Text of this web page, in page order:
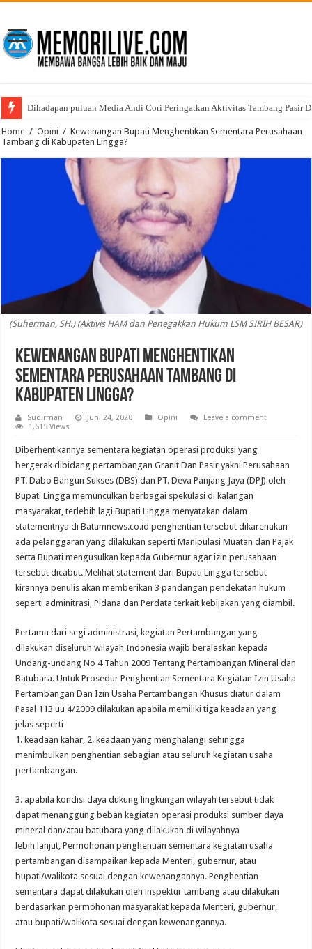
Dihadapan puluan Media Andi Cori Peringatkan Aktivitas Tambang Pasir
Polresta Tanjungpinang Musnahkan Barang Bukti Narkotika, Komitmen
Home / Opini / Kewenangan Bupati Menghentikan Sementara Perusahaan
Tambang di Kabupaten Lingga?
(Suherman, SH.) (Aktivis HAM dan Penegakkan Hukum LSM SIRIH BESAR)
Kewenangan Bupati Menghentikan
Sementara Perusahaan Tambang di
Kabupaten Lingga?
Sudirman Juni 24, 2020 Opini
Leave a comment
1,615 Views
Diberhentikannya sementara kegiatan operasi produksi yang
bergerak dibidang pertambangan Granit Dan Pasir yakni Perusahaan
PT. Dabo Bangun Sukses (DBS) dan PT. Deva Panjang Jaya (DPJ) oleh
Bupati Lingga memunculkan berbagai spekulasi di kalangan
masyarakat, terlebih lagi Bupati Lingga menyatakan dalam
statementnya di Batamnews.co.id penghentian tersebut dikarenakan
ada pelanggaran yang dilakukan seperti Manipulasi Muatan dan Pajak
serta Bupati mengusulkan kepada Gubernur agar izin perusahaan
tersebut dicabut. Melihat statement dari Bupati Lingga tersebut
kirannya penulis akan memberikan 3 pandangan pendekatan hukum
seperti adminitrasi, Pidana dan Perdata terkait kebijakan yang diambil.
Pertama dari segi administrasi, kegiatan Pertambangan yang
dilakukan diseluruh wilayah Indonesia wajib beralaskan kepada
Undang-undang No 4 Tahun 2009 Tentang Pertambangan Mineral dan
Batubara. Untuk Prosedur Penghentian Sementara Kegiatan Izin Usaha
Pertambangan Dan Izin Usaha Pertambangan Khusus diatur dalam
Pasal 113 uu 4/2009 dilakukan apabila memiliki tiga keadaan yang
jelas seperti
1. keadaan kahar, 2. keadaan yang menghalangi sehingga
menimbulkan penghentian sebagian atau seluruh kegiatan usaha
pertambangan.
3. apabila kondisi daya dukung lingkungan wilayah tersebut tidak
dapat menanggung beban kegiatan operasi produksi sumber daya
mineral dan/atau batubara yang dilakukan di wilayahnya
lebih lanjut, Permohonan penghentian sementara kegiatan usaha
pertambangan disampaikan kepada Menteri, gubernur, atau
bupati/walikota sesuai dengan kewenangannya. Penghentian
sementara dapat dilakukan oleh inspektur tambang atau dilakukan
berdasarkan permohonan masyarakat kepada Menteri, gubernur,
atau bupati/walikota sesuai dengan kewenangannya.